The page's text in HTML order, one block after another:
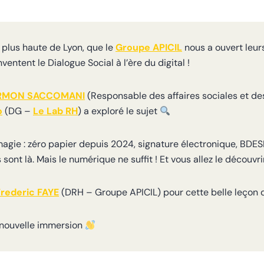
haute de Lyon, que leGroupe APICIL nous a ouvert
le Dialogue Social à l’ère du digital !
SACCOMANI(Responsable des affaires sociales et
(DG – Le Lab RH) a exploré le sujet
: zéro papier depuis 2024, signature électronique,
là. Mais le numérique ne suffit ! Et vous allez le
FAYE(DRH – Groupe APICIL) pour cette belle leçon
immersion